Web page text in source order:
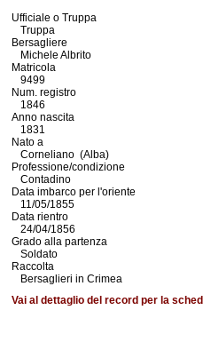
Ufficiale o Truppa
Truppa
Bersagliere
Michele Albrito
Matricola
9499
Num. registro
1846
Anno nascita
1831
Nato a
Corneliano (Alba)
Professione/condizione
Contadino
Data imbarco per l'oriente
11/05/1855
Data rientro
24/04/1856
Grado alla partenza
Soldato
Raccolta
Bersaglieri in Crimea
Vai al dettaglio del record per la